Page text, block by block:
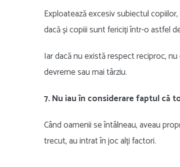
Exploatează excesiv subiectul
dacă și copiii sunt fericiți într-o astfel
Iar dacă nu există respect reciproc,
devreme sau mai târziu.
7. Nu iau în considerare faptul că
Când oamenii se întâlneau, aveau
trecut, au intrat în joc alți factori.